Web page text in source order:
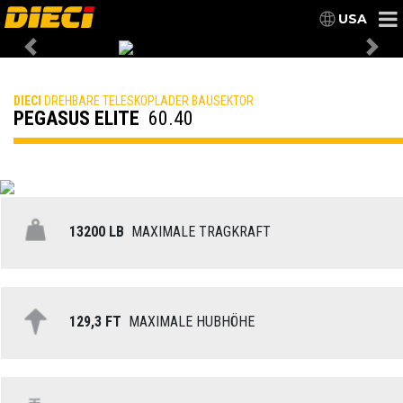
USA
Previous
DIECI DREHBARE TELESKOPLADER BAUSEKTOR
PEGASUS ELITE 60.40
13200 LB MAXIMALE TRAGKRAFT
129,3 FT MAXIMALE HUBHÖHE